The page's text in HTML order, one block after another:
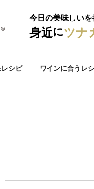
今日の美味しいを
身近にツナ
シピ ワインに合うレ